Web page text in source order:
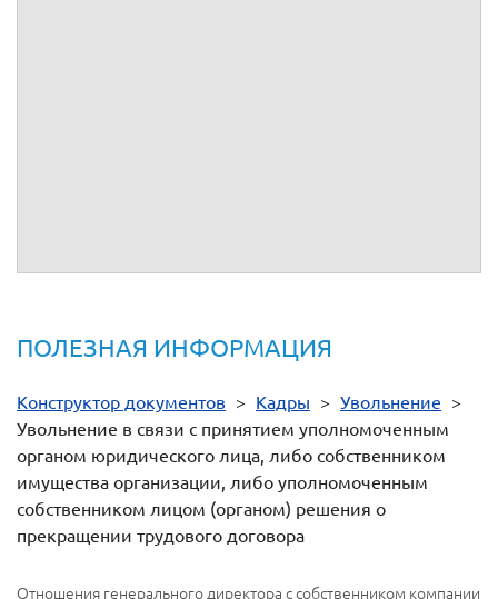
ПОЛЕЗНАЯ ИНФОРМАЦИЯ
Конструктор документов > Кадры > Увольнение >
Увольнение в связи с принятием уполномоченным
органом юридического лица, либо собственником
имущества организации, либо уполномоченным
собственником лицом (органом) решения о
прекращении трудового договора
Отношения генерального директора с собственником компании